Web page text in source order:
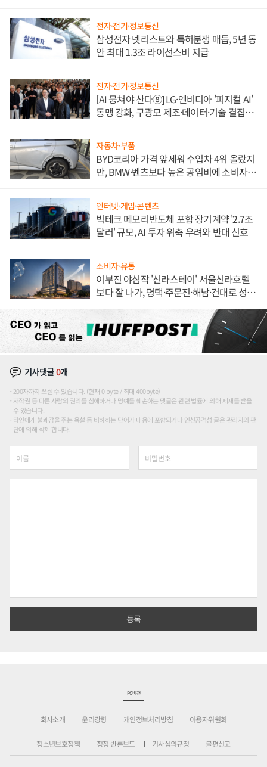
전자·전기·정보통신
삼성전자 넷리스트와 특허분쟁 매듭, 5년 동
안 최대 1.3조 라이선스비 지급
전자·전기·정보통신
[AI 뭉쳐야 산다⑧] LG·엔비디아 '피지컬 AI'
동맹 강화, 구광모 제조·데이터·기술 결집
자동차·부품
BYD코리아 가격 앞세워 수입차 4위 올랐지
만, BMW·벤츠보다 높은 공임비에 소비자
인터넷·게임·콘텐츠
빅테크 메모리반도체 포함 장기계약 '2.7조
달러' 규모, AI 투자 위축 우려와 반대 신호
소비자·유통
이부진 야심작 '신라스테이' 서울신라호텔
보다 잘 나가, 평택·주문진·해남·건대로 성
기사댓글0개
200자까지 쓰실 수 있습니다. (현재 0 byte / 최대 400byte)
저작권 등 다른 사람의 권리를 침해하거나 명예를 훼손하는 댓글은 관련 법률에 의해 제재를 받을
수 있습니다.
타인에게 불쾌감을 주는 욕설 등 비하하는 단어가 내용에 포함되거나 인신공격성 글은 관리자의 판
단에 의해 삭제 합니다.
PC버전
회사소개 윤리강령 개인정보처리방침 이용자위원회
청소년보호정책 정정·반론보도 기사심의규정 불편신고